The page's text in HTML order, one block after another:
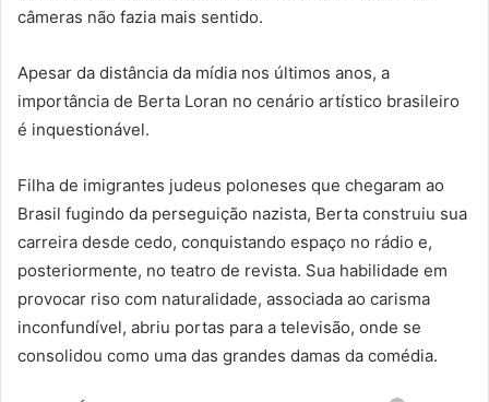
câmeras não fazia mais sentido.
Apesar da distância da mídia nos últimos anos, a
importância de Berta Loran no cenário artístico brasileiro
é inquestionável.
Filha de imigrantes judeus poloneses que chegaram ao
Brasil fugindo da perseguição nazista, Berta construiu sua
carreira desde cedo, conquistando espaço no rádio e,
posteriormente, no teatro de revista. Sua habilidade em
provocar riso com naturalidade, associada ao carisma
inconfundível, abriu portas para a televisão, onde se
consolidou como uma das grandes damas da comédia.